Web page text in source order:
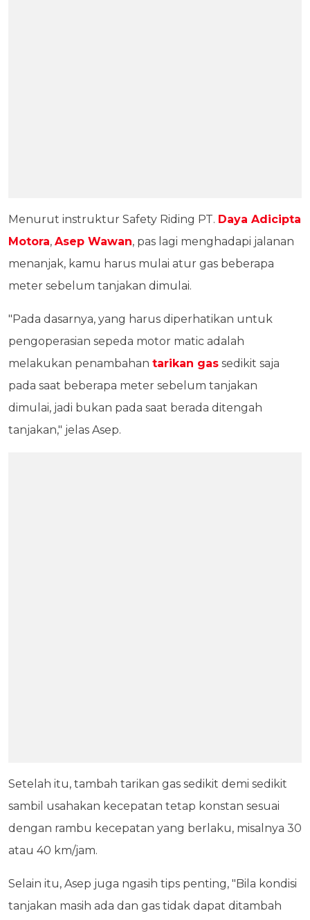
Menurut instruktur Safety Riding PT. Daya Adicipta
Motora, Asep Wawan, pas lagi menghadapi jalanan
menanjak, kamu harus mulai atur gas beberapa
meter sebelum tanjakan dimulai.
"Pada dasarnya, yang harus diperhatikan untuk
pengoperasian sepeda motor matic adalah
melakukan penambahan tarikan gas sedikit saja
pada saat beberapa meter sebelum tanjakan
dimulai, jadi bukan pada saat berada ditengah
tanjakan," jelas Asep.
Setelah itu, tambah tarikan gas sedikit demi sedikit
sambil usahakan kecepatan tetap konstan sesuai
dengan rambu kecepatan yang berlaku, misalnya 30
atau 40 km/jam.
Selain itu, Asep juga ngasih tips penting, "Bila kondisi
tanjakan masih ada dan gas tidak dapat ditambah